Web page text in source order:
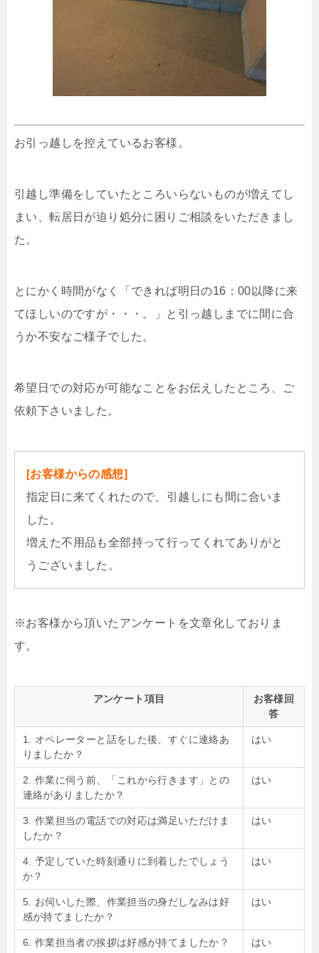
お引っ越しを控えているお客様。
引越し準備をしていたところいらないものが増えてし
まい、転居日が迫り処分に困りご相談をいただきまし
た。
とにかく時間がなく「できれば明日の16：00以降に来
てほしいのですが・・・。」と引っ越しまでに間に合
うか不安なご様子でした。
希望日での対応が可能なことをお伝えしたところ、ご
依頼下さいました。
[お客様からの感想]
指定日に来てくれたので、引越しにも間に合いま
した。
増えた不用品も全部持って行ってくれてありがと
うございました。
※お客様から頂いたアンケートを文章化しておりま
す。
アンケート項目
お客様回
答
1. オペレーターと話をした後、すぐに連絡あ
りましたか？
はい
2. 作業に伺う前、「これから行きます」との
連絡がありましたか？
はい
3. 作業担当の電話での対応は満足いただけま
したか？
はい
4. 予定していた時刻通りに到着したでしょう
か？
はい
5. お伺いした際、作業担当の身だしなみは好
感が持てましたか？
はい
6. 作業担当者の挨拶は好感が持てましたか？ はい